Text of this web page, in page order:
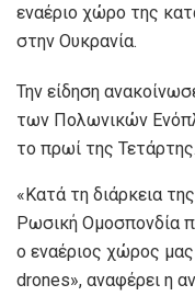
εναέριο χώρο της
στην Ουκρανία.
Την είδηση
των Πολωνικών
το πρωί της Τετάρτης.
«Κατά τη διάρκεια
Ρωσική Ομοσπονδία
ο εναέριος χώρος
drones», αναφέρει η